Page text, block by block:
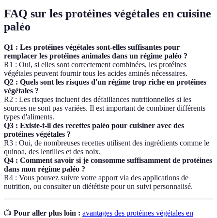
FAQ sur les protéines végétales en cuisine
paléo
Q1 : Les protéines végétales sont-elles suffisantes pour
remplacer les protéines animales dans un régime paléo ?
R1 : Oui, si elles sont correctement combinées, les protéines
végétales peuvent fournir tous les acides aminés nécessaires.
Q2 : Quels sont les risques d'un régime trop riche en protéines
végétales ?
R2 : Les risques incluent des défaillances nutritionnelles si les
sources ne sont pas variées. Il est important de combiner différents
types d'aliments.
Q3 : Existe-t-il des recettes paléo pour cuisiner avec des
protéines végétales ?
R3 : Oui, de nombreuses recettes utilisent des ingrédients comme le
quinoa, des lentilles et des noix.
Q4 : Comment savoir si je consomme suffisamment de protéines
dans mon régime paléo ?
R4 : Vous pouvez suivre votre apport via des applications de
nutrition, ou consulter un diététiste pour un suivi personnalisé.
📺 Pour aller plus loin : avantages des protéines végétales en